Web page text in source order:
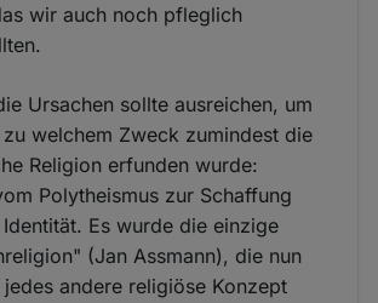
wir auch noch pfleglich
Ursachen sollte ausreichen, um
welchem Zweck zumindest die
Religion erfunden wurde:
Polytheismus zur Schaffung
Es wurde die einzige
(Jan Assmann), die nun
andere religiöse Konzept